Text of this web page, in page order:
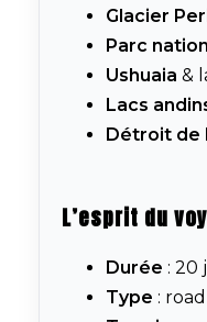
Glacier
Parc
Ushuaia &
Lacs
Détroit de
L’esprit du
Durée : 20
Type :